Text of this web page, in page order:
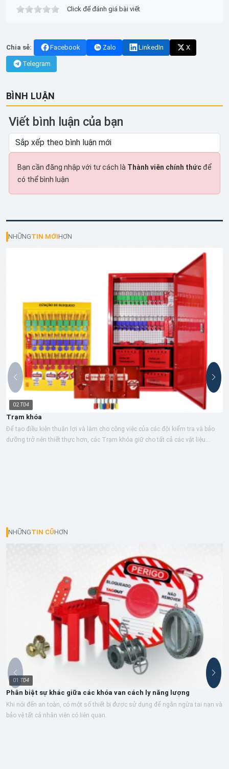
Click để đánh giá bài viết
Chia sẻ: Facebook Zalo LinkedIn X
Telegram
BÌNH LUẬN
Viết bình luận của bạn
Bạn cần đăng nhập với tư cách là Thành viên chính thứcđể
có thể bình luận
NHỮNGTIN MỚIHƠN
02 T04
Trạm khóa
Để tạo điều kiện thuận lợi và làm cho công việc của các đội kiểm tra và bảo
dưỡng trở nên thiết thực hơn, các Trạm khóa giữ cho tất cả các vật liệu...
NHỮNGTIN CŨHƠN
01 T04
Phân biệt sự khác giữa các khóa van cách ly năng lượng
Khi nói đến an toàn, có một số thiết bị được sử dụng để ngăn ngừa tai nạn và
bảo vệ tất cả nhân viên có liên quan.